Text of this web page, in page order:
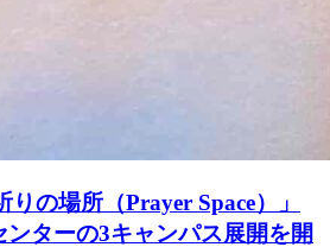
の場所（Prayer Space）」
ターの3キャンパス展開を開